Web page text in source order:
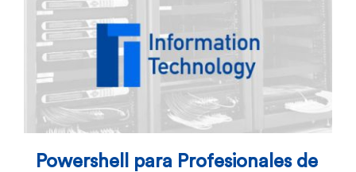
Powershell para Profesionales de